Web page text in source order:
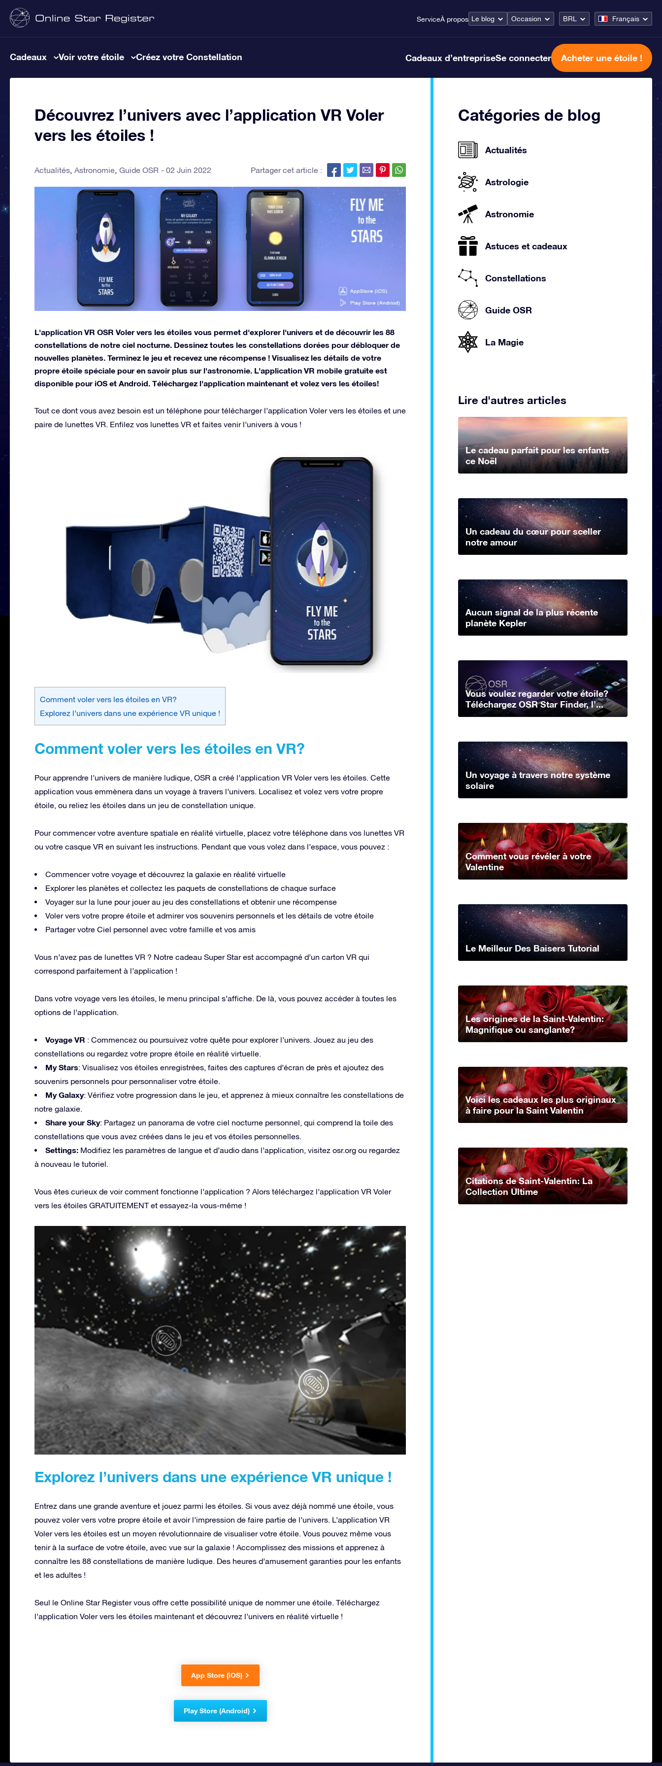
ServiceÀ propos Le blog Occasion BRL Français
Cadeaux Voir votre étoile Créez votre Constellation Cadeaux d’entrepriseSe connecter Acheter une étoile !
Découvrez l’univers avec l’application VR Voler
vers les étoiles !
Actualités Astronomie Guide OSR 02 Juin 2022 Partager cet article :
L'application VR OSR Voler vers les étoiles vous permet d'explorer l'univers et de découvrir les 88
constellations de notre ciel nocturne. Dessinez toutes les constellations dorées pour débloquer de
nouvelles planètes. Terminez le jeu et recevez une récompense ! Visualisez les détails de votre
propre étoile spéciale pour en savoir plus sur l'astronomie. L'application VR mobile gratuite est
disponible pour iOS et Android. Téléchargez l'application maintenant et volez vers les étoiles!
Tout ce dont vous avez besoin est un téléphone pour télécharger l’application Voler vers les étoiles et une
paire de lunettes VR. Enfilez vos lunettes VR et faites venir l’univers à vous !
Comment voler vers les étoiles en VR?
Explorez l’univers dans une expérience VR unique !
Comment voler vers les étoiles en VR?
Pour apprendre l’univers de manière ludique, OSR a créé l’application VR Voler vers les étoiles. Cette
application vous emmènera dans un voyage à travers l’univers. Localisez et volez vers votre propre
étoile, ou reliez les étoiles dans un jeu de constellation unique.
Pour commencer votre aventure spatiale en réalité virtuelle, placez votre téléphone dans vos lunettes VR
ou votre casque VR en suivant les instructions. Pendant que vous volez dans l’espace, vous pouvez :
Commencer votre voyage et découvrez la galaxie en réalité virtuelle
Explorer les planètes et collectez les paquets de constellations de chaque surface
Voyager sur la lune pour jouer au jeu des constellations et obtenir une récompense
Voler vers votre propre étoile et admirer vos souvenirs personnels et les détails de votre étoile
Partager votre Ciel personnel avec votre famille et vos amis
Vous n’avez pas de lunettes VR ? Notre cadeau Super Star est accompagné d’un carton VR qui
correspond parfaitement à l’application !
Dans votre voyage vers les étoiles, le menu principal s’affiche. De là, vous pouvez accéder à toutes les
options de l’application.
Voyage VR : Commencez ou poursuivez votre quête pour explorer l’univers. Jouez au jeu des
constellations ou regardez votre propre étoile en réalité virtuelle.
My Stars: Visualisez vos étoiles enregistrées, faites des captures d’écran de près et ajoutez des
souvenirs personnels pour personnaliser votre étoile.
My Galaxy: Vérifiez votre progression dans le jeu, et apprenez à mieux connaître les constellations de
notre galaxie.
Share your Sky: Partagez un panorama de votre ciel nocturne personnel, qui comprend la toile des
constellations que vous avez créées dans le jeu et vos étoiles personnelles.
Settings: Modifiez les paramètres de langue et d’audio dans l’application, visitez osr.org ou regardez
à nouveau le tutoriel.
Vous êtes curieux de voir comment fonctionne l’application ? Alors téléchargez l’application VR Voler
vers les étoiles GRATUITEMENT et essayez-la vous-même !
Explorez l’univers dans une expérience VR unique !
Entrez dans une grande aventure et jouez parmi les étoiles. Si vous avez déjà nommé une étoile, vous
pouvez voler vers votre propre étoile et avoir l’impression de faire partie de l’univers. L’application VR
Voler vers les étoiles est un moyen révolutionnaire de visualiser votre étoile. Vous pouvez même vous
tenir à la surface de votre étoile, avec vue sur la galaxie ! Accomplissez des missions et apprenez à
connaître les 88 constellations de manière ludique. Des heures d’amusement garanties pour les enfants
et les adultes !
Seul le Online Star Register vous offre cette possibilité unique de nommer une étoile. Téléchargez
l’application Voler vers les étoiles maintenant et découvrez l’univers en réalité virtuelle !
App Store (iOS)
Play Store (Android)
Catégories de blog
Actualités
Astrologie
Astronomie
Astuces et cadeaux
Constellations
Guide OSR
La Magie
Lire d'autres articles
Le cadeau parfait pour les enfants
ce Noël
Un cadeau du cœur pour sceller
notre amour
Aucun signal de la plus récente
planète Kepler
Vous voulez regarder votre étoile?
Téléchargez OSR Star Finder, l’...
Un voyage à travers notre système
solaire
Comment vous révéler à votre
Valentine
Le Meilleur Des Baisers Tutorial
Les origines de la Saint-Valentin:
Magnifique ou sanglante?
Voici les cadeaux les plus originaux
à faire pour la Saint Valentin
Citations de Saint-Valentin: La
Collection Ultime